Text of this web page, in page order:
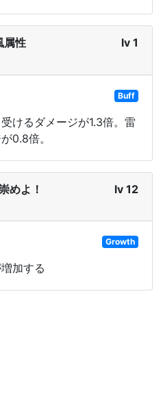
属性 lv 1
Buff
けるダメージが1.3倍。雷
0.8倍。
めよ！ lv 12
Growth
加する